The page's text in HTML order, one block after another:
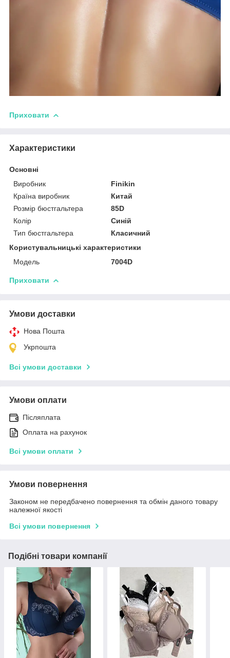
Приховати
Характеристики
Основні
Виробник
Finikin
Країна виробник
Китай
Розмір бюстгальтера
85D
Колір
Синій
Тип бюстгальтера
Класичний
Користувальницькі характеристики
Модель
7004D
Приховати
Умови доставки
Нова Пошта
Укрпошта
Всі умови доставки
Умови оплати
Післяплата
Оплата на рахунок
Всі умови оплати
Умови повернення
Законом не передбачено повернення та обмін даного товару
належної якості
Всі умови повернення
Подібні товари компанії